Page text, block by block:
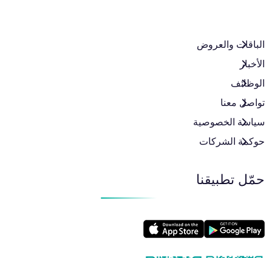
الباقات والعروض​
الأخبار
الوظائف
تواصل معنا
سياسة الخصوصية
حوكمة الشركات
حمّل تطبيقنا